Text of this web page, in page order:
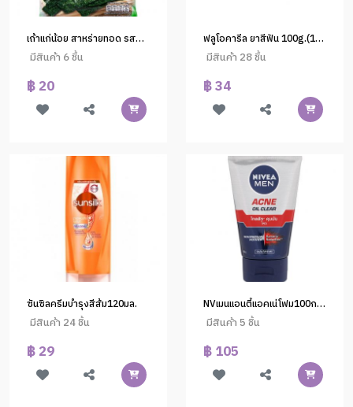
เถ้าแก่น้อย สาหร่ายทอด รสคลาสสิค10ก.(1*60)
มีสินค้า 6 ชิ้น
฿ 20
ฟลูโอคารีล ยาสีฟัน 100g.(1x72)
มีสินค้า 28 ชิ้น
฿ 34
ซันซิลครีมบำรุงสีส้ม120มล.
มีสินค้า 24 ชิ้น
฿ 29
NVเมนแอนตี้แอคเน่โฟม100ก. #82378
มีสินค้า 5 ชิ้น
฿ 105